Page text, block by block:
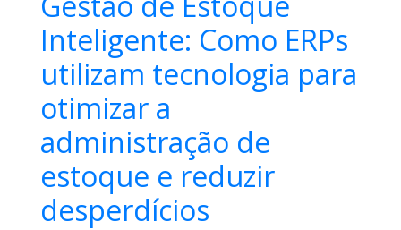
Inteligente: Como ERPs
utilizam tecnologia para
otimizar a
administração de
estoque e reduzir
desperdícios